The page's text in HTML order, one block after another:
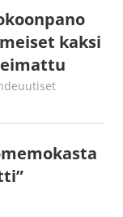
kaksi
Kaunisto